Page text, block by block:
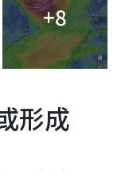
+8
形成